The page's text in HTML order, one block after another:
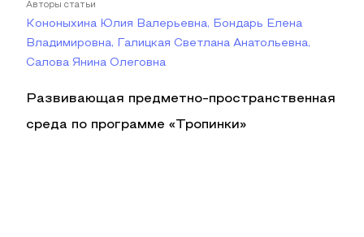
Авторы статьи
Кононыхина Юлия Валерьевна, Бондарь Елена
Владимировна, Галицкая Светлана Анатольевна,
Салова Янина Олеговна
Развивающая предметно-пространственная
среда по программе «Тропинки»